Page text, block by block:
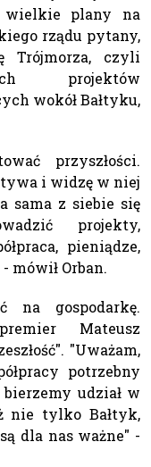
wielkie plany na
rządu pytany,
Trójmorza, czyli
projektów
wokół Bałtyku,
przyszłości.
i widzę w niej
sama z siebie się
projekty,
pieniądze,
mówił Orban.
na gospodarkę.
Mateusz
"Uważam,
potrzebny
udział w
nie tylko Bałtyk,
dla nas ważne" -